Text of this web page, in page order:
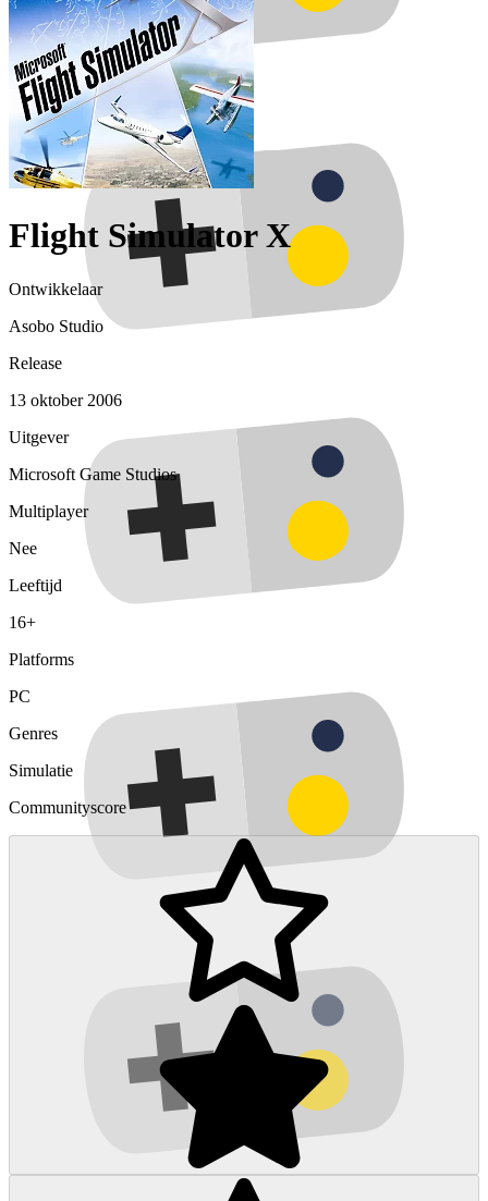
Flight Simulator X
Ontwikkelaar
Asobo Studio
Release
13 oktober 2006
Uitgever
Microsoft Game Studios
Multiplayer
Nee
Leeftijd
16+
Platforms
PC
Genres
Simulatie
Communityscore